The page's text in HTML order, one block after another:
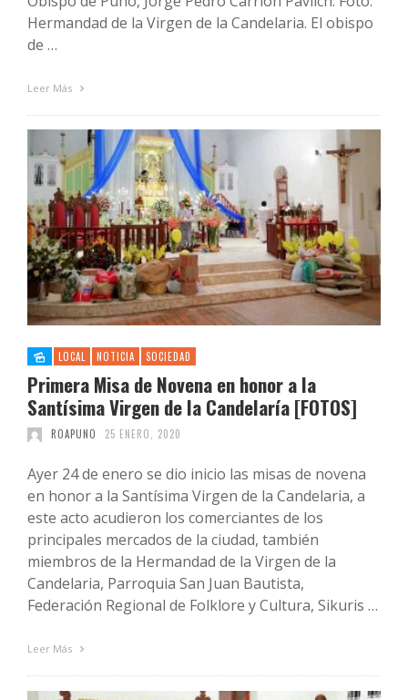
Hermandad de la Virgen de la Candelaria. El obispo
de …
Leer Más
LOCAL NOTICIA SOCIEDAD
Primera Misa de Novena en honor a la
Santísima Virgen de la Candelaría [FOTOS]
ROAPUNO 25 ENERO, 2020
Ayer 24 de enero se dio inicio las misas de novena
en honor a la Santísima Virgen de la Candelaria, a
este acto acudieron los comerciantes de los
principales mercados de la ciudad, también
miembros de la Hermandad de la Virgen de la
Candelaria, Parroquia San Juan Bautista,
Federación Regional de Folklore y Cultura, Sikuris …
Leer Más